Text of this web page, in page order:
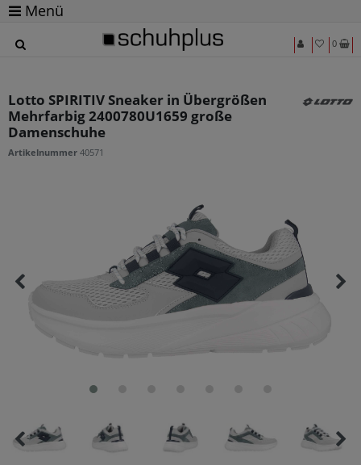
Menü
0
Lotto SPIRITIV Sneaker in Übergrößen
Mehrfarbig 2400780U1659 große
Damenschuhe
Artikelnummer 40571